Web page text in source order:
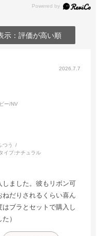
示：評価が高い順
2026.7.7
ー/NV
つう
イプ:ナチュラル
しました。彼もリボン可
だりされるくらい喜ん
ブラとセットで購入し
）